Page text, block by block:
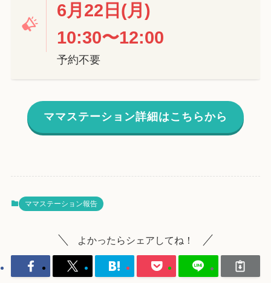
6月22日 (月)
10:30〜12:00
予約不要
ママステーション詳細はこちらから
ママステーション報告
よかったらシェアしてね！